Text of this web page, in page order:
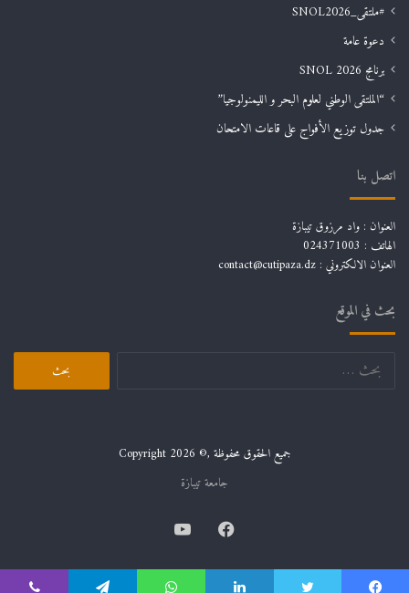
#ملتقى_SNOL2026
دعوة عامة
برنامج SNOL 2026
“الملتقى الوطني لعلوم البحر و الليمنولوجيا”
جدول توزيع الأفواج على قاعات الامتحان
اتصل بنا
العنوان : واد مرزوق تيبازة
الهاتف : 024371003
العنوان الالكتروني : contact@cutipaza.dz
بحث في الموقع
البحث
جميع الحقوق محفوظة ,© Copyright 2026
جامعة تيبازة
فيسبوك يوتيوب